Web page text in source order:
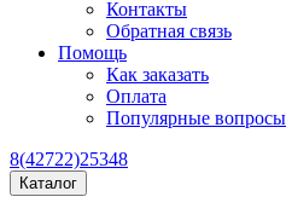
Контакты
Обратная связь
Помощь
Как заказать
Оплата
Популярные вопросы
8(42722)25348
Каталог